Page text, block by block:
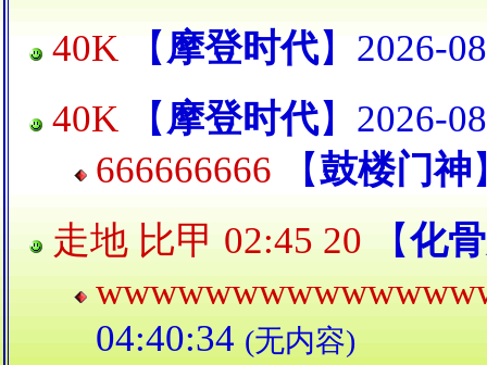
40K 【摩登时代】2026-
40K 【摩登时代】2026-
666666666 【鼓楼门神
走地 比甲 02:45 20 【化
04:40:34 (无内容)